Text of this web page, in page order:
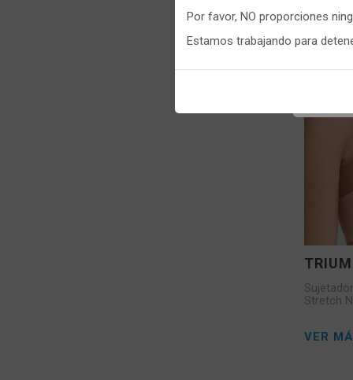
Stretch
VER
Por favor, NO proporciones
Estamos trabajando para